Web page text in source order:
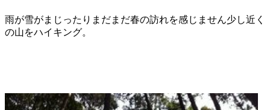
雨が雪がまじったりまだまだ春の訪れを感じません少し近く
の山をハイキング。